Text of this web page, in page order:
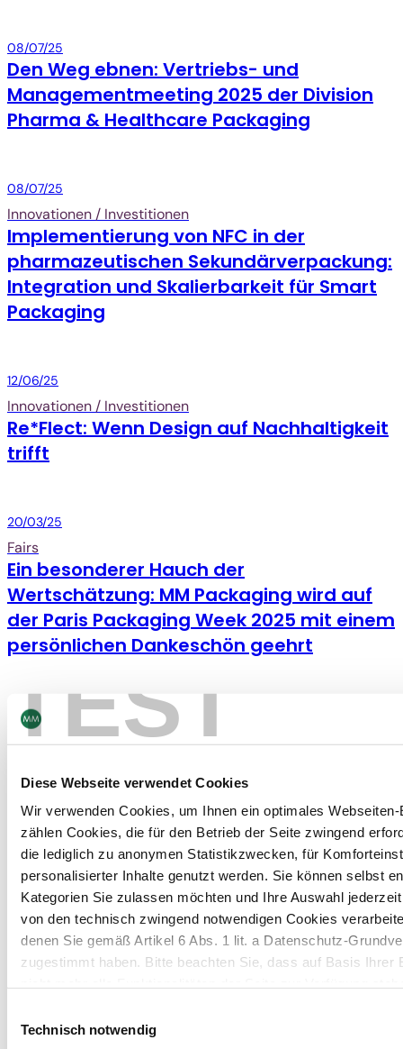
TEST
Diese Webseite verwendet Cookies
Wir verwenden Cookies, um Ihnen ein optimales
zählen Cookies, die für den Betrieb der Seite zwingend
die lediglich zu anonymen Statistikzwecken, für
personalisierter Inhalte genutzt werden. Sie können selbst
Kategorien Sie zulassen möchten und Ihre Auswahl
von den technisch zwingend notwendigen Cookies
denen Sie gemäß Artikel 6 Abs. 1 lit. a Datenschutz-
zugestimmt haben. Bitte beachten Sie, dass auf Basis Ihrer
Weitere Informationen finden Sie in unserem
Technisch notwendig
Packaging
08/07/25
Den Weg ebnen: Vertriebs- und
Managementmeeting 2025 der Division
Pharma & Healthcare Packaging
Packaging
08/07/25
Innovationen / Investitionen
Implementierung von NFC in der
pharmazeutischen Sekundärverpackung:
Integration und Skalierbarkeit für Smart
Packaging
Packaging
12/06/25
Innovationen / Investitionen
Re*Flect: Wenn Design auf Nachhaltigkeit
trifft
Packaging
20/03/25
Fairs
Ein besonderer Hauch der
Wertschätzung: MM Packaging wird auf
der Paris Packaging Week 2025 mit einem
persönlichen Dankeschön geehrt
Packaging
12/03/25
US vs. EU Digitale Pharma: Eine Geschichte
Packaging
25/02/25
Messen / Events Fairs
Messebericht: Eine gelungene Vision einer
visionären Kosmetikverpackung